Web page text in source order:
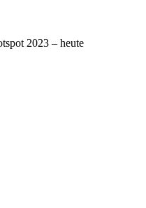
2023 – heute